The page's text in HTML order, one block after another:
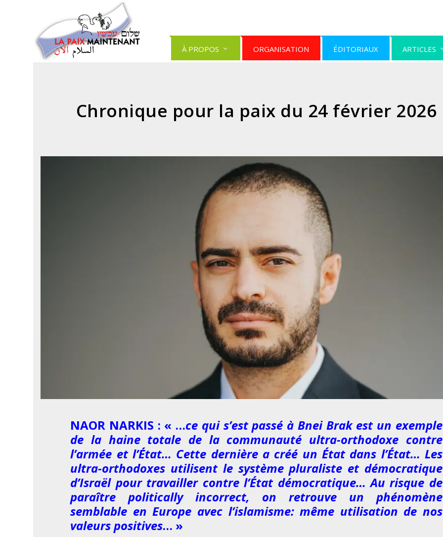
À PROPOS ORGANISATION ÉDITORIAUX ARTICLES
Chronique pour la paix du 24 février 2026
NAOR NARKIS : « …ce qui s’est passé à Bnei Brak est un exemple
de la haine totale de la communauté ultra-orthodoxe contre
l’armée et l’État… Cette dernière a créé un État dans l’État… Les
ultra-orthodoxes utilisent le système pluraliste et démocratique
d’Israël pour travailler contre l’État démocratique… Au risque de
paraître politically incorrect, on retrouve un phénomène
semblable en Europe avec l’islamisme: même utilisation de nos
valeurs positives… »